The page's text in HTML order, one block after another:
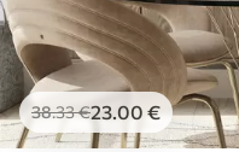
38.33€23.00 €